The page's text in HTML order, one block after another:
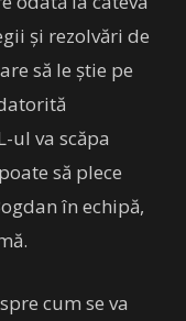
și rezolvări de
să le știe pe
ul va scăpa
să plece
în echipă,
cum se va